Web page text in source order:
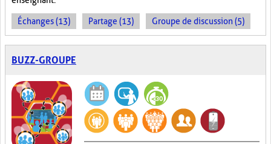
Échanges (13) Partage (13) Groupe de discussion (5)
BUZZ-GROUPE